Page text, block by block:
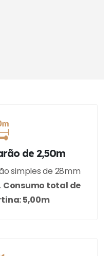
de 2,50m
simples de 28mm
Consumo total de
5,00m